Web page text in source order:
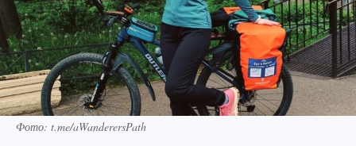
Фото: t.me/aWanderersPath